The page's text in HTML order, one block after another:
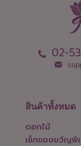
02-
สินค้าทั้งหมด
ดอกไม้
เซ็ทของขวัญพิ